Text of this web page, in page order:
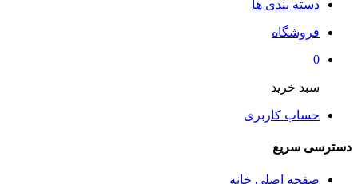
دسته بندی ها
فروشگاه
0
سبد خرید
حساب کاربری
دسترسی سریع
صفحه اصلی خانه